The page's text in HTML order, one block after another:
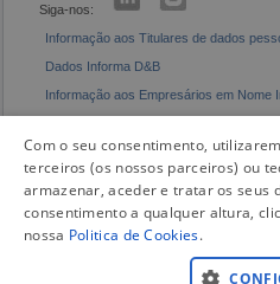
Siga-nos:
Informação aos Titulares de dados
Dados Informa D&B
Informação aos Empresários em Nome
Com o seu consentimento,
terceiros (os nossos parceiros) ou
armazenar, aceder e tratar os seus
consentimento a qualquer altura,
nossa Politica de Cookies.